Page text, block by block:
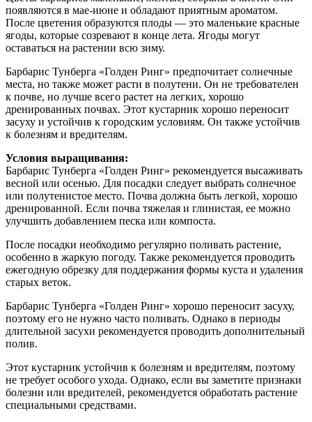
появляются в мае-июне и обладают приятным ароматом.
После цветения образуются плоды — это маленькие красные
ягоды, которые созревают в конце лета. Ягоды могут
оставаться на растении всю зиму.
Барбарис Тунберга «Голден Ринг» предпочитает солнечные
места, но также может расти в полутени. Он не требователен
к почве, но лучше всего растет на легких, хорошо
дренированных почвах. Этот кустарник хорошо переносит
засуху и устойчив к городским условиям. Он также устойчив
к болезням и вредителям.
Условия выращивания:
Барбарис Тунберга «Голден Ринг» рекомендуется высаживать
весной или осенью. Для посадки следует выбрать солнечное
или полутенистое место. Почва должна быть легкой, хорошо
дренированной. Если почва тяжелая и глинистая, ее можно
улучшить добавлением песка или компоста.
После посадки необходимо регулярно поливать растение,
особенно в жаркую погоду. Также рекомендуется проводить
ежегодную обрезку для поддержания формы куста и удаления
старых веток.
Барбарис Тунберга «Голден Ринг» хорошо переносит засуху,
поэтому его не нужно часто поливать. Однако в периоды
длительной засухи рекомендуется проводить дополнительный
полив.
Этот кустарник устойчив к болезням и вредителям, поэтому
не требует особого ухода. Однако, если вы заметите признаки
болезни или вредителей, рекомендуется обработать растение
специальными средствами.